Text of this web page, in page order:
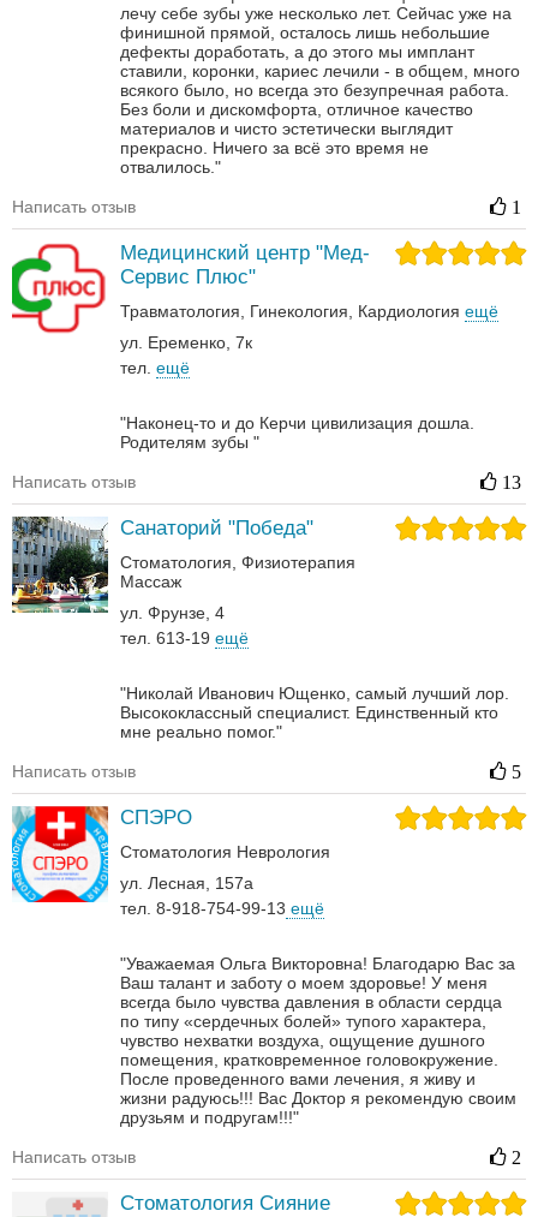
лечу себе зубы уже несколько лет. Сейчас уже на
финишной прямой, осталось лишь небольшие
дефекты доработать, а до этого мы имплант
ставили, коронки, кариес лечили - в общем, много
всякого было, но всегда это безупречная работа.
Без боли и дискомфорта, отличное качество
материалов и чисто эстетически выглядит
прекрасно. Ничего за всё это время не
отвалилось."
Написать отзыв 1
Медицинский центр "Мед-
Сервис Плюс"
Травматология Гинекология Кардиология ещё
ул. Еременко, 7к
тел. ещё
"Наконец-то и до Керчи цивилизация дошла.
Родителям зубы "
Написать отзыв 13
Санаторий "Победа"
Стоматология Физиотерапия
Массаж
ул. Фрунзе, 4
тел. 613-19 ещё
"Николай Иванович Ющенко, самый лучший лор.
Высококлассный специалист. Единственный кто
мне реально помог."
Написать отзыв 5
СПЭРО
Стоматология Неврология‎
ул. Лесная, 157а
тел. 8-918-754-99-13 ещё
"Уважаемая Ольга Викторовна! Благодарю Вас за
Ваш талант и заботу о моем здоровье! У меня
всегда было чувства давления в области сердца
по типу «сердечных болей» тупого характера,
чувство нехватки воздуха, ощущение душного
помещения, кратковременное головокружение.
После проведенного вами лечения, я живу и
жизни радуюсь!!! Вас Доктор я рекомендую своим
друзьям и подругам!!!"
Написать отзыв 2
Стоматология Сияние